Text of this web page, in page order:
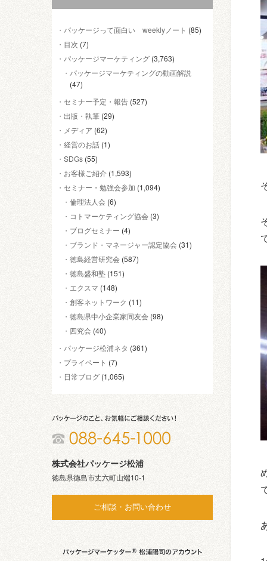
パッケージって面白い weeklyノート (85)
目次 (7)
パッケージマーケティング (3,763)
パッケージマーケティングの動画解説
(47)
セミナー予定・報告 (527)
出版・執筆 (29)
メディア (62)
経営のお話 (1)
SDGs (55)
お客様ご紹介 (1,593)
セミナー・勉強会参加 (1,094)
倫理法人会 (6)
コトマーケティング協会 (3)
ブログセミナー (4)
ブランド・マネージャー認定協会 (31)
徳島経営研究会 (587)
徳島盛和塾 (151)
エクスマ (148)
創客ネットワーク (11)
徳島県中小企業家同友会 (98)
四究会 (40)
パッケージ松浦ネタ (361)
プライベート (7)
日常ブログ (1,065)
株式会社パッケージ松浦
徳島県徳島市丈六町山端10-1
ご相談・お問い合わせ